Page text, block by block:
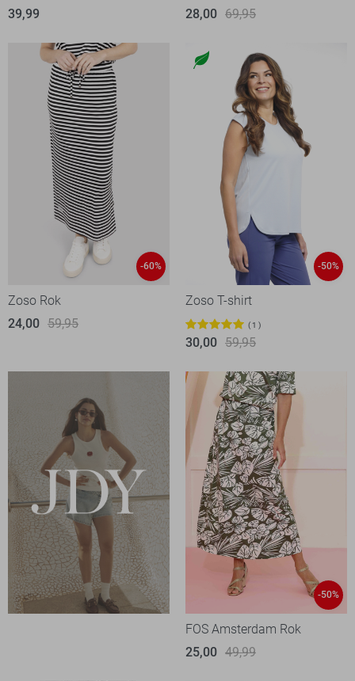
39,99
28,00 69,95
-60%
Zoso Rok
24,00 59,95
-50%
Zoso T-shirt
1
30,00 59,95
-50%
FOS Amsterdam Rok
25,00 49,99